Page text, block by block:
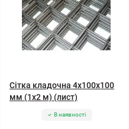
Сітка кладочна 4x100x100
мм (1x2 м) (лист)
В наявності